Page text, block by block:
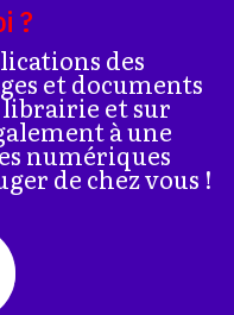
?
des
et documents
librairie et sur
à une
numériques
de chez vous !